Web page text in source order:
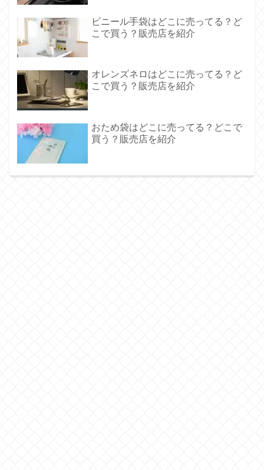
ビニール手袋はどこに売ってる？ど
こで買う？販売店を紹介
オレンズネロはどこに売ってる？ど
こで買う？販売店を紹介
おため袋はどこに売ってる？どこで
買う？販売店を紹介